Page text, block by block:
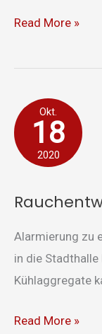
Read More »
Okt.
18
2020
Alarmierung zu
in die
Kühlaggregate
Rauchentwicklung
Read More »